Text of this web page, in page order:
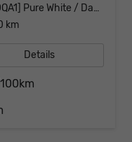
[0QA1] Pure White / Dach Schwarz
km
Details